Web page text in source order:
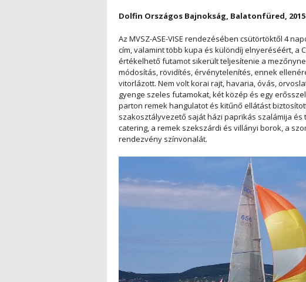
Dolfin Országos Bajnokság, Balatonfüred,
Az MVSZ-ASE-VISE rendezésében csütörtöktől 4
cím, valamint több kupa és különdíj elnyeréséért, a
értékelhető futamot sikerült teljesítenie a
módosítás, rövidítés, érvénytelenítés, ennek
vitorlázott. Nem volt korai rajt, havaria, óvás,
gyenge szeles futamokat, két közép és egy
parton remek hangulatot és kitűnő ellátást
szakosztályvezető saját házi paprikás szalámija és
catering, a remek szekszárdi és villányi borok, a
rendezvény színvonalát.